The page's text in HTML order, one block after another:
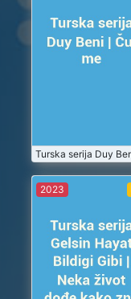
Čuj me
2023-07
2023-07-01
2023
Turska
Bildigi Gibi
Neka
dođe kako
zna
2023-07